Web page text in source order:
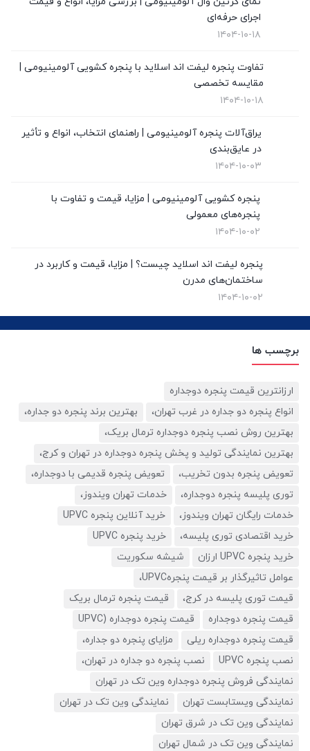
قیمت درب upvc(0)
نمای کرتین وال(4)
نمایندگی وین تک در تهران
اجرای حرفه‌ای
۱۴۰۴-۱۰-۱۸
تفاوت پنجره لیفت اند اسلاید با پنجره کشویی آلومینیومی |
مقایسه تخصصی
۱۴۰۴-۱۰-۱۸
یراق‌آلات پنجره آلومینیومی | راهنمای انتخاب، انواع و تأثیر
در عایق‌بندی
۱۴۰۴-۱۰-۰۳
پنجره کشویی آلومینیومی | مزایا، قیمت و تفاوت با
پنجره‌های معمولی
۱۴۰۴-۱۰-۰۲
پنجره لیفت اند اسلاید چیست؟ | مزایا، قیمت و کاربرد در
ساختمان‌های مدرن
۱۴۰۴-۱۰-۰۲
برچسب ها
ارزانترین قیمت پنجره دوجداره
انواع پنجره دو جداره در غرب تهران،
بهترین برند پنجره دو جداره،
بهترین روش نصب پنجره دوجداره ترمال بریک،
بهترین نمایندگی تولید و پخش پنجره دوجداره در تهران و کرج،
تعویض پنجره بدون تخریب،
تعویض پنجره قدیمی با دوجداره،
توری پلیسه پنجره دوجداره،
خدمات تهران ویندوز،
خدمات رایگان تهران ویندوز،
خرید آنلاین پنجره UPVC
خرید اقتصادی توری پلیسه،
خرید پنجره UPVC
خرید پنجره UPVC ارزان
شیشه سکوریت
عوامل تاثیرگذار بر قیمت پنجرهUPVC،
قیمت توری پلیسه در کرج،
قیمت پنجره ترمال بریک
قیمت پنجره دوجداره
قیمت پنجره دوجداره (UPVC
قیمت پنجره دوجداره ریلی
مزایای پنجره دو جداره،
نصب پنجره UPVC
نصب پنجره دو جداره در تهران،
نمایندگی فروش پنجره دوجداره وین تک در تهران
نمایندگی ویستابست تهران
نمایندگی وین تک در تهران
نمایندگی وین تک در شرق تهران
نمایندگی وین تک در شمال تهران